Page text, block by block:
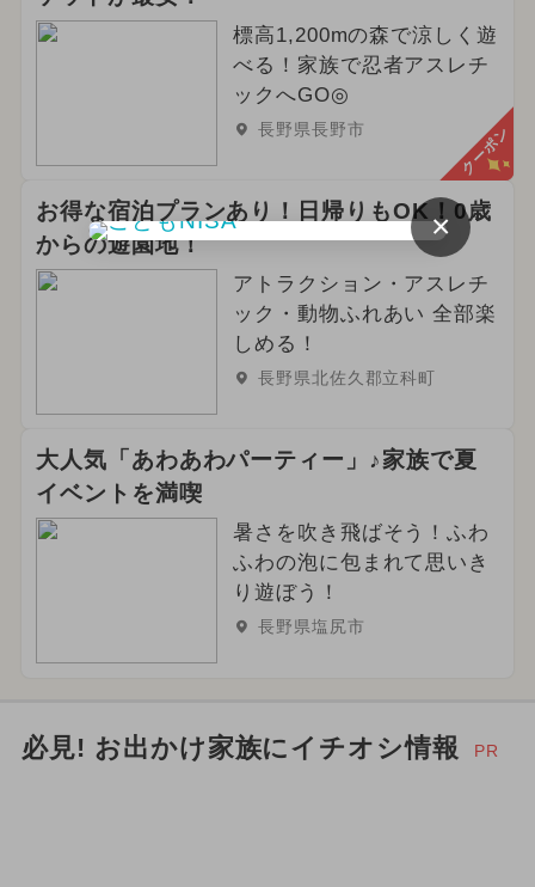
標高1,200mの森で涼しく遊
べる！家族で忍者アスレチ
ックへGO◎
長野県長野市 クーポン
お得な宿泊プランあり！日帰りもOK！0歳
からの遊園地！
アトラクション・アスレチ
ック・動物ふれあい 全部楽
しめる！
長野県北佐久郡立科町
大人気「あわあわパーティー」♪家族で夏
イベントを満喫
暑さを吹き飛ばそう！ふわ
ふわの泡に包まれて思いき
り遊ぼう！
長野県塩尻市
必見! お出かけ家族にイチオシ情報 PR
×